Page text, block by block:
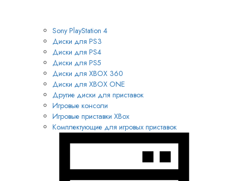
Sony PlayStation 4
Диски для PS3
Диски для PS4
Диски для PS5
Диски для XBOX 360
Диски для XBOX ONE
Другие диски для приставок
Игровые консоли
Игровые приставки XBox
Комплектующие для игровых приставок